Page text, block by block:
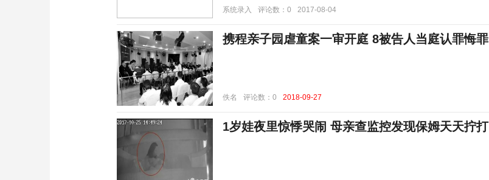
系统录入 评论数：0 2017-08-04
携程亲子园虐童案一审开庭 8被告人当庭认罪悔罪
佚名 评论数：0 2018-09-27
1岁娃夜里惊悸哭闹 母亲查监控发现保姆天天拧打